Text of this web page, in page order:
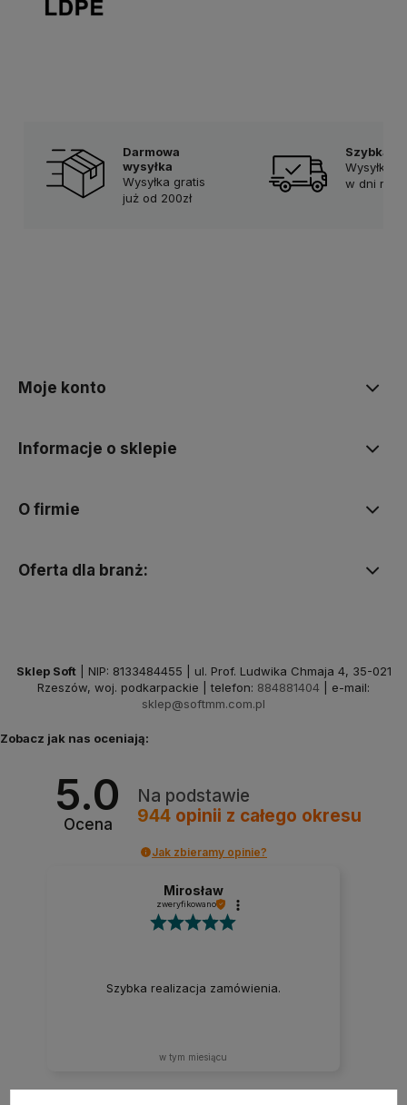
Darmowa
wysyłka
Wysyłka gratis
już od 200zł
Szybka
Wysyłka
w dni
Moje konto
Informacje o sklepie
O firmie
Oferta dla branż:
Sklep Soft| NIP: 8133484455 | ul. Prof. Ludwika Chmaja 4, 35-021
Rzeszów, woj. podkarpackie | telefon: 884881404 | e-mail:
sklep@softmm.com.pl
Zobacz jak nas oceniają:
5.0
Ocena
Na podstawie
944 opinii z całego okresu
Jak zbieramy opinie?
Mirosław
zweryfikowano
Szybka realizacja zamówienia.
w tym miesiącu